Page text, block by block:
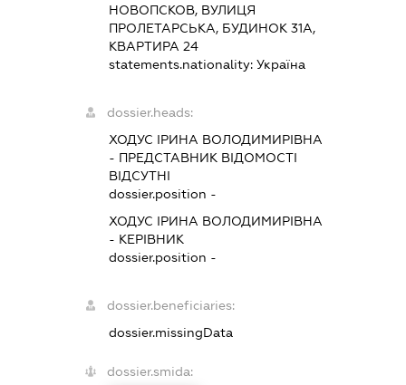
НОВОПСКОВ, ВУЛИЦЯ
ПРОЛЕТАРСЬКА, БУДИНОК 31А,
КВАРТИРА 24
statements.nationality: Україна
dossier.heads:
ХОДУС ІРИНА ВОЛОДИМИРІВНА
- ПРЕДСТАВНИК ВІДОМОСТІ
ВІДСУТНІ
dossier.position -
ХОДУС ІРИНА ВОЛОДИМИРІВНА
- КЕРІВНИК
dossier.position -
dossier.beneficiaries:
dossier.missingData
dossier.smida: